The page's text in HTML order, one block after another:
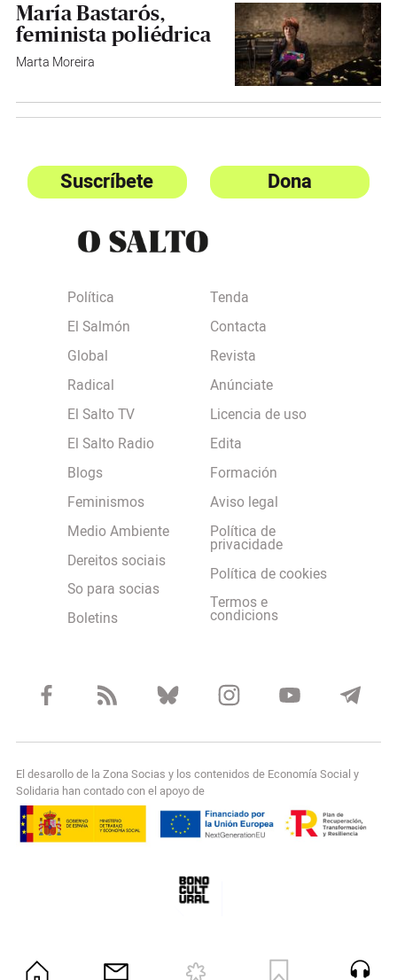
María Bastarós,
feminista poliédrica
Marta Moreira
Suscríbete Dona
Política
El Salmón
Global
Radical
El Salto TV
El Salto Radio
Blogs
Feminismos
Medio Ambiente
Dereitos sociais
So para socias
Boletins
Tenda
Contacta
Revista
Anúnciate
Licencia de uso
Edita
Formación
Aviso legal
Política de
privacidade
Política de cookies
Termos e
condicions
El desarollo de la Zona Socias y los contenidos de Economía Social y
Solidaria han contado con el apoyo de